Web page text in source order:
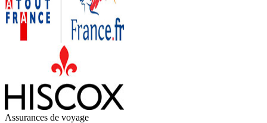
Assurances de voyage